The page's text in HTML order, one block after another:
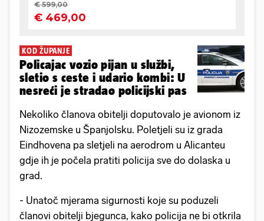
KOD ŽUPANJE
Policajac vozio pijan u službi,
sletio s ceste i udario kombi: U
nesreći je stradao policijski pas
Nekoliko članova obitelji doputovalo je avionom iz
Nizozemske u Španjolsku. Poletjeli su iz grada
Eindhovena pa sletjeli na aerodrom u Alicanteu
gdje ih je počela pratiti policija sve do dolaska u
grad.
- Unatoč mjerama sigurnosti koje su poduzeli
članovi obitelji bjegunca, kako policija ne bi otkrila